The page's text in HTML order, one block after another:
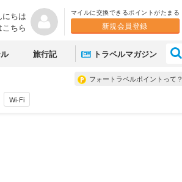
ちは
ちら
マイルに交換できるポイントがたまる
新規会員登録
旅行記 トラベルマガジン
フォートラベルポイントって？
Wi-Fi